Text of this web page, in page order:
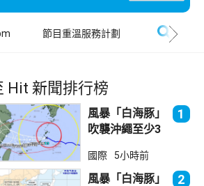
節目重溫服務計劃
Hit 新聞排行榜
風暴「白海豚」
吹襲沖繩至少3
取消
1
國際 5小時前
風暴「白海豚」 2